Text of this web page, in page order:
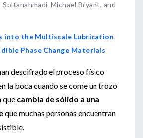
Michael Bryant, and
into the Multiscale Lubrication
Phase Change Materials
descifrado el proceso físico
la boca cuando se come un trozo
que cambia de sólido a una
que muchas personas encuentran